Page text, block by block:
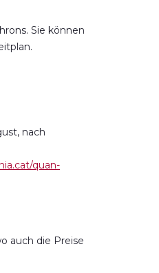
Sie können
nach
quan-
auch die Preise